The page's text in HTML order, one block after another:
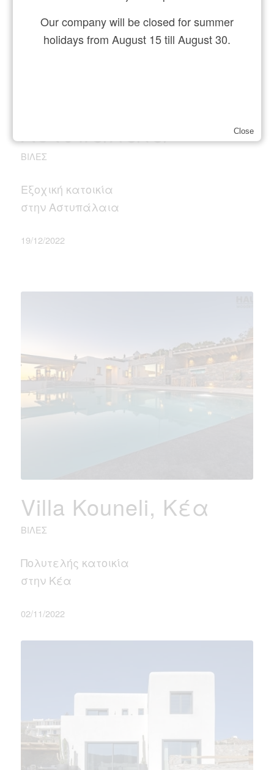
Αστυπάλαια
ΒΊΛΕΣ
Εξοχική κατοικία
στην Αστυπάλαια
19/12/2022
Villa Kouneli, Κέα
ΒΊΛΕΣ
Πολυτελής κατοικία
στην Κέα
02/11/2022
Close
Our company will be closed for summer
holidays from August 15 till August 30.